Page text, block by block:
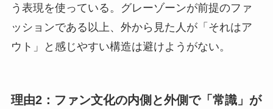
う表現を使っている。グレーゾーンが前提のファ
ッションである以上、外から見た人が「それはア
ウト」と感じやすい構造は避けようがない。
理由2：ファン文化の内側と外側で「常識」が